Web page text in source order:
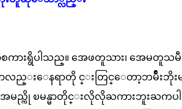
စကားရွိပါသည္။ အေဖတူသား၊ အေမတူ
းေနရာတို င္းတြင္ေတာ့ဘမ်ိဳးဘိုးမတူ
မည္ကို ၿမန္မာတိုင္းလိုလိုႀကားဘူးႀက